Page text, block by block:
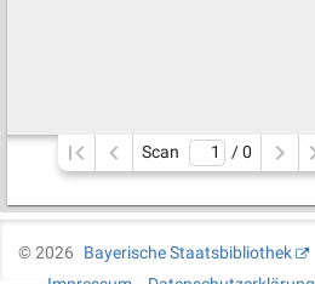
Scan / 0
©2026
Bayerische Staatsbibliothek